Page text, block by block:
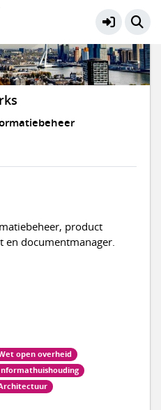
product
documentmanager.
open overheid